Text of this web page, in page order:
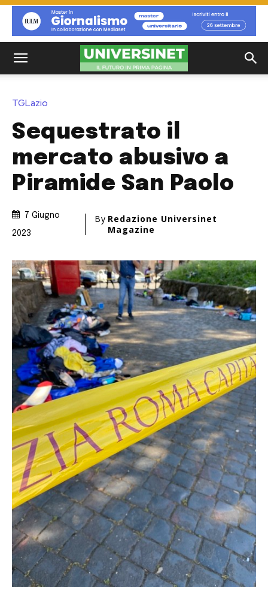
TGLazio
Sequestrato il
mercato abusivo a
Piramide San Paolo
7 Giugno
2023
By Redazione Universinet
Magazine